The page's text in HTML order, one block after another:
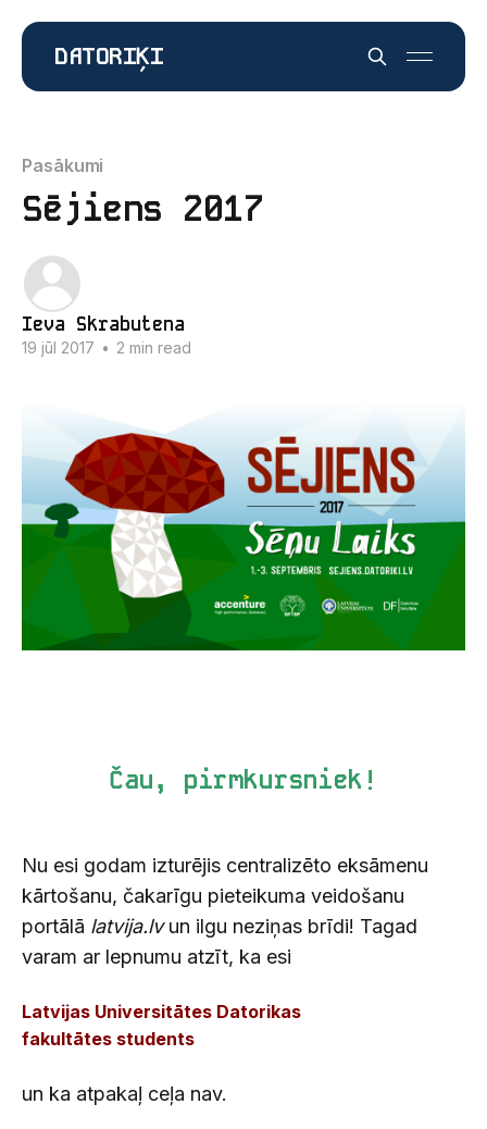
DATORIĶI
Pasākumi
Sējiens 2017
Ieva Skrabutena
19 jūl 2017 • 2 min read
Čau, pirmkursniek!
Nu esi godam izturējis centralizēto eksāmenu
kārtošanu, čakarīgu pieteikuma veidošanu
portālā latvija.lvun ilgu neziņas brīdi! Tagad
varam ar lepnumu atzīt, ka esi
Latvijas Universitātes Datorikas
fakultātes students
un ka atpakaļ ceļa nav.